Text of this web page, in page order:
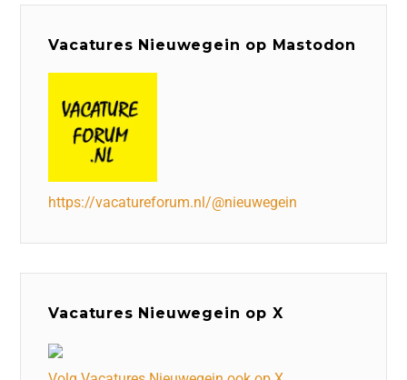
Vacatures Nieuwegein op Mastodon
https://vacatureforum.nl/@nieuwegein
Vacatures Nieuwegein op X